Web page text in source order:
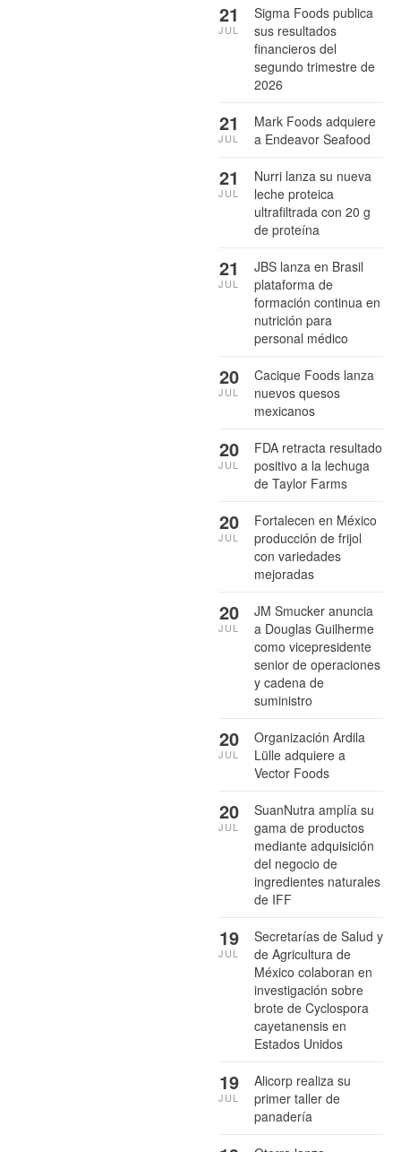
Sigma Foods publica
sus resultados
financieros del
segundo trimestre de
2026
21
JUL
Mark Foods adquiere
a Endeavor Seafood
21
JUL
Nurri lanza su nueva
leche proteica
ultrafiltrada con 20 g
de proteína
21
JUL
JBS lanza en Brasil
plataforma de
formación continua en
nutrición para
personal médico
21
JUL
Cacique Foods lanza
nuevos quesos
mexicanos
20
JUL
FDA retracta resultado
positivo a la lechuga
de Taylor Farms
20
JUL
Fortalecen en México
producción de frijol
con variedades
mejoradas
20
JUL
JM Smucker anuncia
a Douglas Guilherme
como vicepresidente
senior de operaciones
y cadena de
suministro
20
JUL
Organización Ardila
Lülle adquiere a
Vector Foods
20
JUL
SuanNutra amplía su
gama de productos
mediante adquisición
del negocio de
ingredientes naturales
de IFF
20
JUL
Secretarías de Salud y
de Agricultura de
México colaboran en
investigación sobre
brote de Cyclospora
cayetanensis en
Estados Unidos
19
JUL
Alicorp realiza su
primer taller de
panadería
19
JUL